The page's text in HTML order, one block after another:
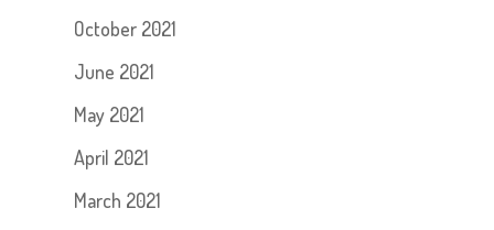
October 2021
June 2021
May 2021
April 2021
March 2021